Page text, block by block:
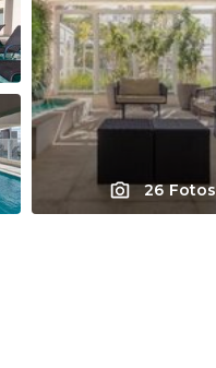
26 Fotos